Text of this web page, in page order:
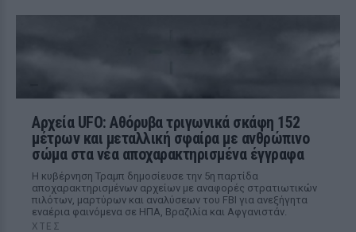
Αρχεία UFO: Αθόρυβα τριγωνικά σκάφη 152
μέτρων και μεταλλική σφαίρα με ανθρώπινο
σώμα στα νέα αποχαρακτηρισμένα έγγραφα
Η κυβέρνηση Τραμπ δημοσίευσε την 5η παρτίδα
αποχαρακτηρισμένων αρχείων με αναφορές στρατιωτικών
πιλότων, μαρτύρων και αναλύσεων του FBI για ανεξήγητα
εναέρια φαινόμενα σε ΗΠΑ, Βραζιλία και Αφγανιστάν.
ΧΤΕΣ